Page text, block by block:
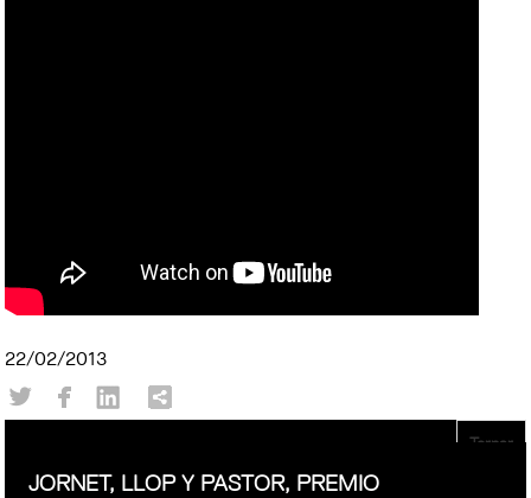
22/02/2013
Tornar
JORNET, LLOP Y PASTOR, PREMIO